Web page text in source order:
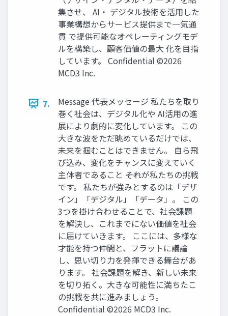
集させ、 AI・ デジタル技術を活用した
事業構想からサービス提供まで一気通
貫 で提供可能なオペレーティングモデ
ルを構築し、顧客価値の最大 化を目指
しています。 Confidential ©2026
MCD3 Inc.
7.
Message 代表メッセージ 私たちを取り
巻く社会は、デジタル化や AI活用の進
展により劇的に変化しています。 この
大きな波をただ眺めているだけでは、
未来を掴むことはできません。 自ら飛
び込み、変化をチャンスに変えていく
主体者であること ――それが私たちの挑戦
です。 私たちが強みとするのは「デザ
イン」「デジタル」「データ」。 この
3つを掛け合わせることで、社会課題
を解決し、これまでにない価値を社会
に届けていきます。 ここには、多様な
才能を持つ仲間と、フラットに議論
し、思い切り力を発揮できる舞台があ
ります。 社会課題を解き、新しい未来
を切り拓く。大きな可能性に満ちたこ
の挑戦を共に進みましょう。
Confidential ©2026 MCD3 Inc.